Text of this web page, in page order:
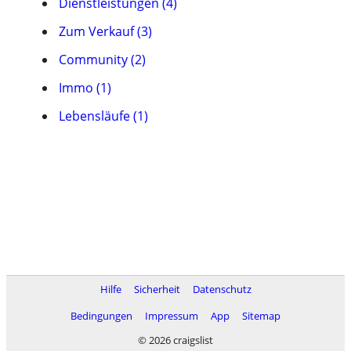
Zum Verkauf (3)
Community (2)
Immo (1)
Lebensläufe (1)
Hilfe Sicherheit
Datenschutz
Bedingungen
Impressum App
Sitemap
© 2026 craigslist